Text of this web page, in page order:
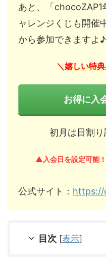
あと、「chocoZAP1
ャレンジくじも開催
から参加できますよ♪
＼嬉しい特
お得に入
初月は日割
▲入会日を設定可能！
公式サイト： https://
目次 [表示]